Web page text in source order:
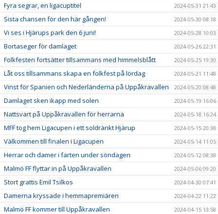
Fyra segrar, en ligacuptitel 2024-05-31 21:43
Sista chansen för den här gången! 2024-05-30 08:18
Vi ses i Hjärups park den 6 juni! 2024-05-28 10:03
Bortaseger för damlaget 2024-05-26 22:31
Folkfesten fortsätter tillsammans med himmelsblått 2024-05-25 19:30
Låt oss tillsammans skapa en folkfest på lördag 2024-05-21 11:48
Vinst för Spanien och Nederländerna på Uppåkravallen 2024-05-20 08:48
Damlaget sken ikapp med solen 2024-05-19 16:06
Nattsvart på Uppåkravallen för herrarna 2024-05-18 16:24
MFF tog hem Ligacupen i ett soldränkt Hjärup 2024-05-15 20:38
Välkommen till finalen i Ligacupen 2024-05-14 11:05
Herrar och damer i farten under söndagen 2024-05-12 08:38
Malmö FF flyttar in på Uppåkravallen 2024-05-06 09:20
Stort grattis Emil Tsilkos 2024-04-30 07:41
Damerna kryssade i hemmapremiären 2024-04-22 11:22
Malmö FF kommer till Uppåkravallen 2024-04-15 13:58